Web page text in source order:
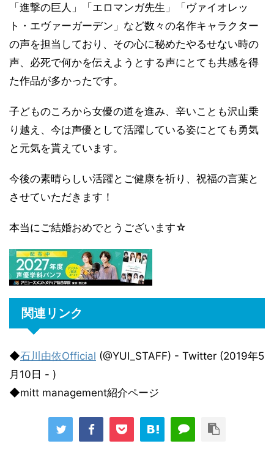
「進撃の巨人」「エロマンガ先生」「ヴァイオレッ
ト・エヴァーガーデン」など数々の名作キャラクター
の声を担当しており、その心に秘めたやるせない時の
声、必死で何かを伝えようとする声にとても共感を得
た作品が多かったです。
子どものころから女優の道を進み、辛いことも沢山乗
り越え、今は声優として活躍している姿にとても勇気
と元気を貰えています。
今後の素晴らしい活躍とご健康を祈り、祝福の言葉と
させていただきます！
本当にご結婚おめでとうございます☆
関連リンク
◆石川由依Official (@YUI_STAFF) - Twitter (2019年5
月10日 - )
◆mitt management紹介ページ